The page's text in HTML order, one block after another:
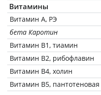
Витамины
Витамин А, РЭ
бета Каротин
Витамин В1, тиамин
Витамин В2, рибофлавин
Витамин В4, холин
Витамин В5, пантотеновая